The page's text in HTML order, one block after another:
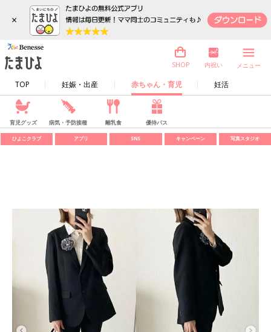
×
TOP 妊娠・出産 赤ちゃん・育児 妊活
SHOP 内祝い メニュー
育児グッズ 病気・予防接種 離乳食 優待パス
ひよこクラブ アプリ SNS キャンペーン 写真スタジオ